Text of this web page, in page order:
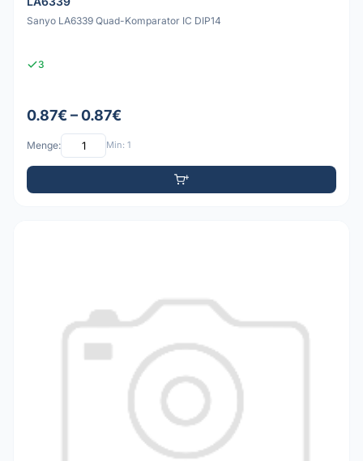
Sanyo LA6339 Quad-Komparator IC DIP14
3
0.87€ – 0.87€
Menge: Min: 1